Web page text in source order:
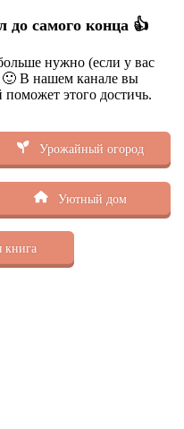
до самого конца 👍
нужно (если у вас
🙂 В нашем канале вы
поможет этого достичь.
Урожайный огород
Уютный дом
книга